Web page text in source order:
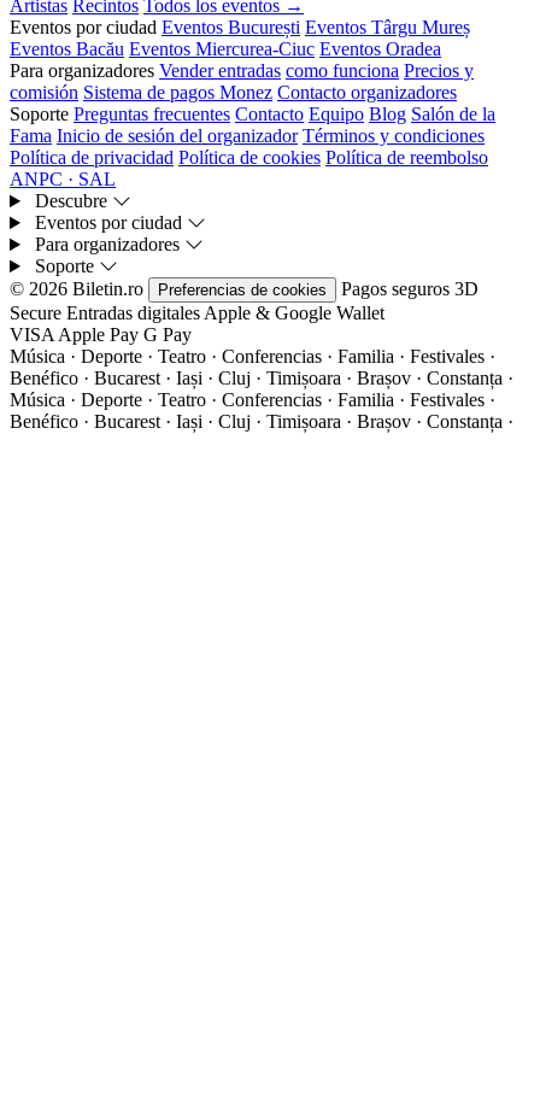
Artistas Recintos Todos los eventos →
Eventos por ciudad Eventos București Eventos Târgu Mureș
Eventos Bacău Eventos Miercurea-Ciuc Eventos Oradea
Para organizadores Vender entradas como funciona Precios y
comisión Sistema de pagos Monez Contacto organizadores
Soporte Preguntas frecuentes Contacto Equipo Blog Salón de la
Fama Inicio de sesión del organizador Términos y condiciones
Política de privacidad Política de cookies Política de reembolso
ANPC · SAL
Descubre
Eventos por ciudad
Para organizadores
Soporte
© 2026 Biletin.ro
Preferencias de cookies Pagos seguros 3D
Secure Entradas digitales Apple & Google Wallet
VISA Apple Pay G Pay
Música · Deporte · Teatro · Conferencias · Familia · Festivales ·
Benéfico · Bucarest · Iași · Cluj · Timișoara · Brașov · Constanța ·
Música · Deporte · Teatro · Conferencias · Familia · Festivales ·
Benéfico · Bucarest · Iași · Cluj · Timișoara · Brașov · Constanța ·